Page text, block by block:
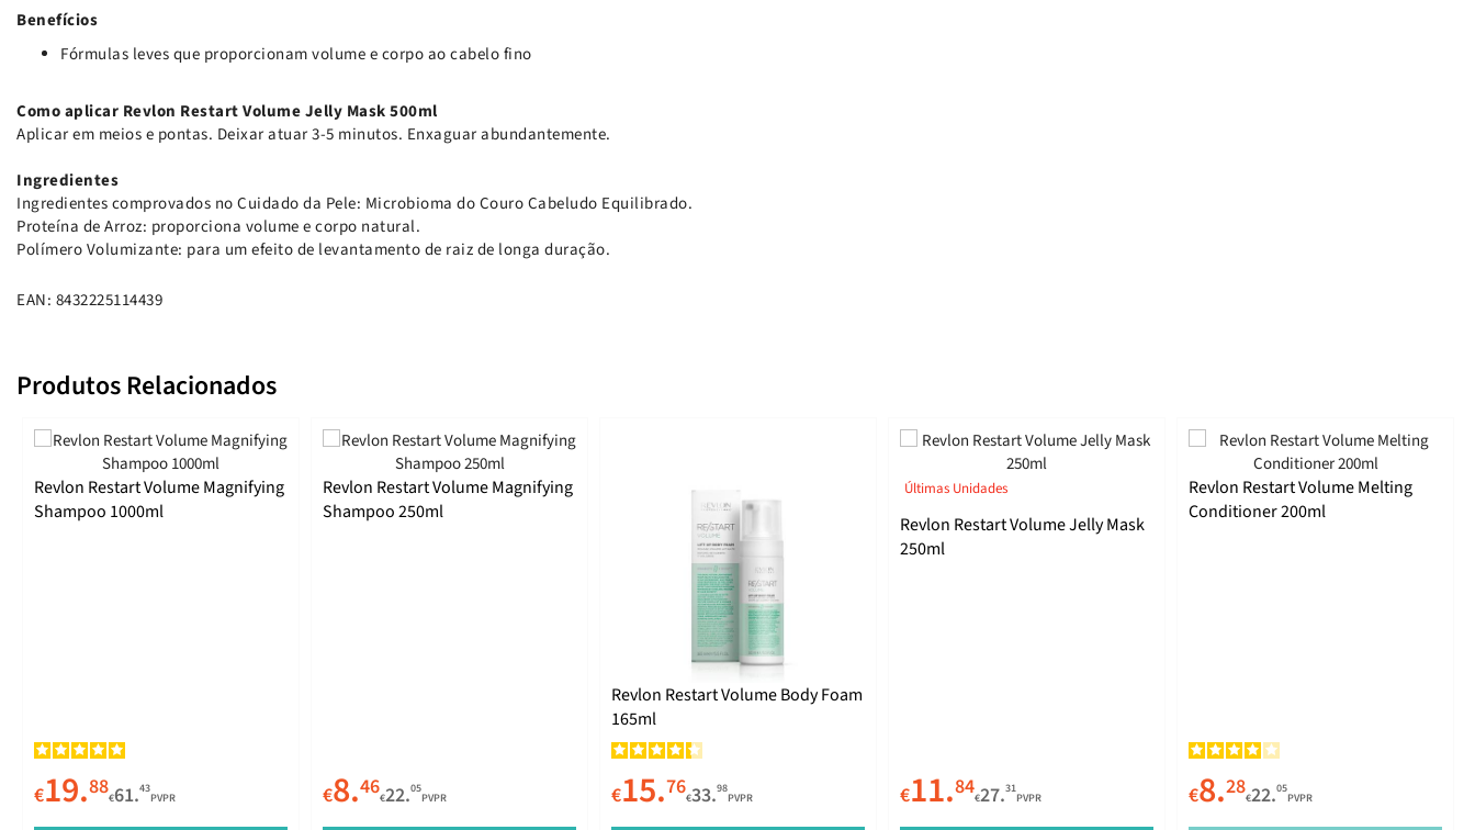
Benefícios
Fórmulas leves que proporcionam volume e corpo ao cabelo fino
Como aplicar Revlon Restart Volume Jelly Mask 500ml
Aplicar em meios e pontas. Deixar atuar 3-5 minutos. Enxaguar abundantemente.
Ingredientes
Ingredientes comprovados no Cuidado da Pele: Microbioma do Couro Cabeludo Equilibrado.
Proteína de Arroz: proporciona volume e corpo natural.
Polímero Volumizante: para um efeito de levantamento de raiz de longa duração.
EAN: 8432225114439
Produtos Relacionados
Revlon Restart Volume Magnifying
Shampoo 1000ml
€19.88€61.43
PVPR
Revlon Restart Volume Magnifying
Shampoo 250ml
€8.46€22.05
PVPR
Revlon Restart Volume Body Foam
165ml
€15.76€33.98
PVPR
Últimas Unidades
Revlon Restart Volume Jelly Mask
250ml
€11.84€27.31
PVPR
Revlon Restart Volume Melting
Conditioner 200ml
€8.28€22.05
PVPR